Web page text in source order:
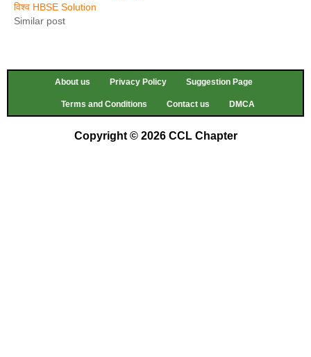
विश्व HBSE Solution
Similar post
About us Privacy Policy Suggestion Page
Terms and Conditions Contact us DMCA
Copyright © 2026 CCL Chapter